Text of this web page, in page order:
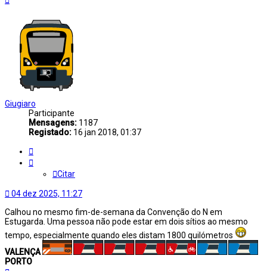
Giugiaro
Participante
Mensagens: 1187
Registado: 16 jan 2018, 01:37
Citar
04 dez 2025, 11:27
Calhou no mesmo fim-de-semana da Convenção do N em
Estugarda. Uma pessoa não pode estar em dois sítios ao mesmo
tempo, especialmente quando eles distam 1800 quilómetros
VALENÇA
PORTO